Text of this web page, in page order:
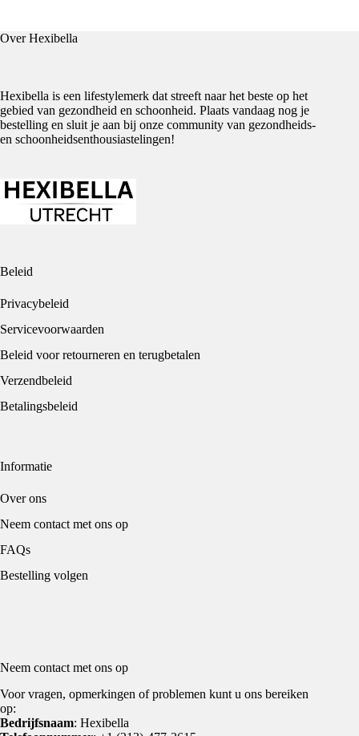
Over Hexibella
Hexibella is een lifestylemerk dat streeft naar het beste op het
gebied van gezondheid en schoonheid. Plaats vandaag nog je
bestelling en sluit je aan bij onze community van gezondheids-
en schoonheidsenthousiastelingen!
Beleid
Privacybeleid
Servicevoorwaarden
Beleid voor retourneren en terugbetalen
Verzendbeleid
Betalingsbeleid
Informatie
Over ons
Neem contact met ons op
FAQs
Bestelling volgen
Neem contact met ons op
Voor vragen, opmerkingen of problemen kunt u ons bereiken
op:
Bedrijfsnaam: Hexibella